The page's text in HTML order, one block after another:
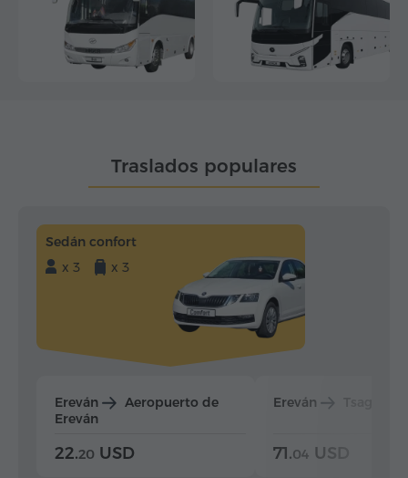
Traslados populares
Sedán confort
x 3
x 3
Ereván
Aeropuerto de
Ereván
22.20 USD
Ereván
71.04 USD